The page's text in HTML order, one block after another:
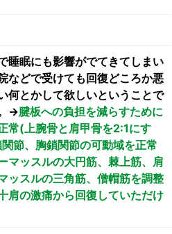
睡眠にも影響がでてきてしまい
などで受けても回復どころか悪
何とかして欲しいということで
→腱板への負担を減らすために
常(上腕骨と肩甲骨を2:1にす
節、胸鎖関節の可動域を正常
マッスルの大円筋、棘上筋、肩
ッスルの三角筋、僧帽筋を調整
肩の激痛から回復していただけ